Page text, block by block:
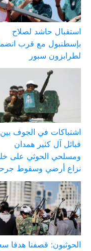
استقبال حاشد لصلاح
بإسطنبول مع قرب
لطرابزون سبور
اشتباكات في الجوف بين
قبائل آل كثير همدان
ومسلحي الحوثي على
نزاع أرضي وسقوط
الحوثيون: قصفنا هدفا